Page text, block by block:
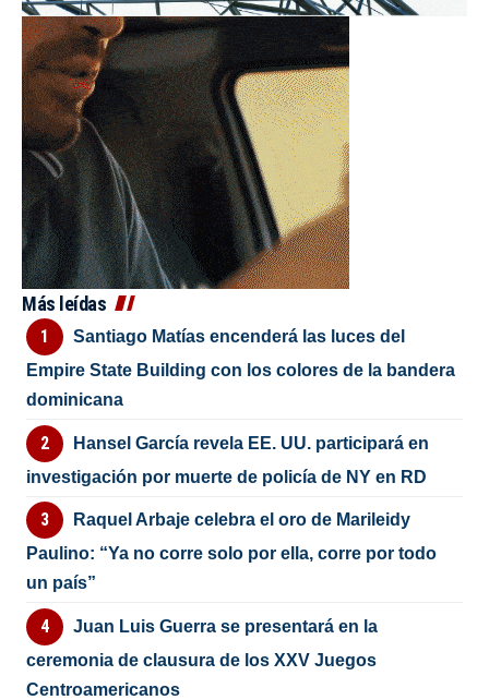
Más leídas
Santiago Matías encenderá las luces del
Empire State Building con los colores de la bandera
dominicana
Hansel García revela EE. UU. participará en
investigación por muerte de policía de NY en RD
Raquel Arbaje celebra el oro de Marileidy
Paulino: “Ya no corre solo por ella, corre por todo
un país”
Juan Luis Guerra se presentará en la
ceremonia de clausura de los XXV Juegos
Centroamericanos